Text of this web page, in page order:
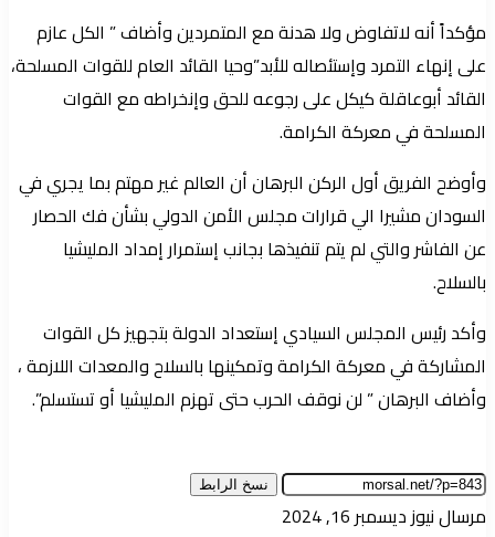
مؤكداً أنه لاتفاوض ولا هدنة مع المتمردين وأضاف ” الكل عازم
على إنهاء التمرد وإستئصاله للأبد”وحيا القائد العام للقوات المسلحة،
القائد أبوعاقلة كيكل على رجوعه للحق وإنخراطه مع القوات
المسلحة في معركة الكرامة.
وأوضح الفريق أول الركن البرهان أن العالم غير مهتم بما يجري في
السودان مشيرا الي قرارات مجلس الأمن الدولي بشأن فك الحصار
عن الفاشر والتي لم يتم تنفيذها بجانب إستمرار إمداد المليشيا
بالسلاح.
وأكد رئيس المجلس السيادي إستعداد الدولة بتجهيز كل القوات
المشاركة في معركة الكرامة وتمكينها بالسلاح والمعدات اللازمة ،
وأضاف البرهان ” لن نوقف الحرب حتى تهزم المليشيا أو تستسلم”.
نسخ الرابط
مرسال نيوزأرسل
ديسمبر 16, 2024